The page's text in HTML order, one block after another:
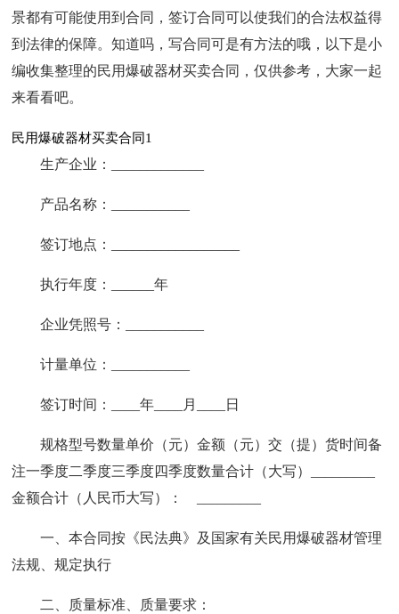
景都有可能使用到合同，签订合同可以使我们的合法权益得
到法律的保障。知道吗，写合同可是有方法的哦，以下是小
编收集整理的民用爆破器材买卖合同，仅供参考，大家一起
来看看吧。
民用爆破器材买卖合同1
生产企业：_____________
产品名称：___________
签订地点：__________________
执行年度：______年
企业凭照号：___________
计量单位：___________
签订时间：____年____月____日
规格型号数量单价（元）金额（元）交（提）货时间备
注一季度二季度三季度四季度数量合计（大写）_________
金额合计（人民币大写）： _________
一、本合同按《民法典》及国家有关民用爆破器材管理
法规、规定执行
二、质量标准、质量要求：